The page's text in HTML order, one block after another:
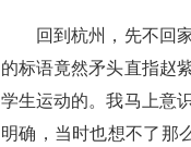
回到杭州，先不回家
的标语竟然矛头直指赵
学生运动的。我马上意
明确，当时也想不了那